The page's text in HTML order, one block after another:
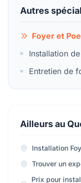
Autres
Foyer et
Installation
Entretien de
Ailleurs au
Installation
Trouver un
Prix pour